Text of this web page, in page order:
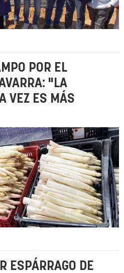
POR EL
"LA
VEZ ES MÁS
ESPÁRRAGO DE